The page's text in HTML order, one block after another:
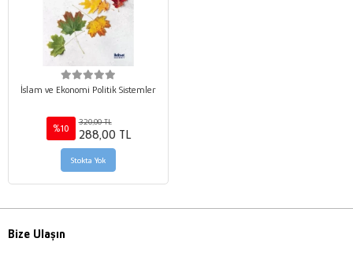
İslam ve Ekonomi Politik Sistemler
%10
320,00 TL
288,00 TL
Stokta Yok
Bize Ulaşın